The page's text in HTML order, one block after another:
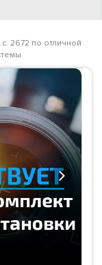
2672 по отличной
Next